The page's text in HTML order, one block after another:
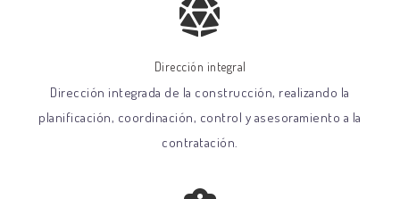
Dirección integral
Dirección integrada de la construcción, realizando la
planificación, coordinación, control y asesoramiento a la
contratación.